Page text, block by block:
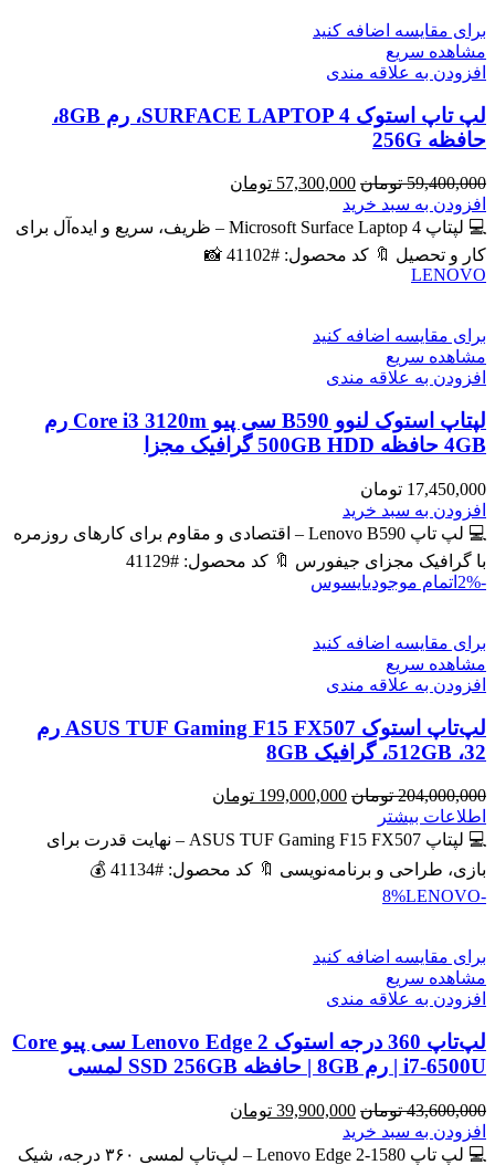
برای مقایسه اضافه کنید
مشاهده سریع
افزودن به علاقه مندی
لپ تاپ استوک SURFACE LAPTOP 4، رم 8GB،
حافظه 256G
59,400,000 تومان قیمت
اصلی
59,400,000 تومان
57,300,000 تومان
57,300,000 تومان
است.
افزودن به سبد خرید
💻 لپتاپ Microsoft Surface Laptop 4 – ظریف، سریع و ایده‌آل برای
کار و تحصیل 🔖 کد محصول: #41102 📸
LENOVO
برای مقایسه اضافه کنید
مشاهده سریع
افزودن به علاقه مندی
لپتاپ استوک لنوو B590 سی پیو Core i3 3120m رم
4GB حافظه 500GB HDD گرافیک مجزا
17,450,000 تومان
افزودن به سبد خرید
💻 لپ تاپ Lenovo B590 – اقتصادی و مقاوم برای کارهای روزمره
با گرافیک مجزای جیفورس 🔖 کد محصول: #41129
-2%
اتمام موجودیایسوس
برای مقایسه اضافه کنید
مشاهده سریع
افزودن به علاقه مندی
لپ‌تاپ استوک ASUS TUF Gaming F15 FX507 رم
32، 512GB، گرافیک 8GB
204,000,000 تومان قیمت
204,000,000 تومان
199,000,000 تومان
199,000,000 تومان
است.
اطلاعات بیشتر
💻 لپتاپ ASUS TUF Gaming F15 FX507 – نهایت قدرت برای
بازی، طراحی و برنامه‌نویسی 🔖 کد محصول: #41134 💰
-8%
LENOVO
برای مقایسه اضافه کنید
مشاهده سریع
افزودن به علاقه مندی
لپ‌تاپ 360 درجه استوک Lenovo Edge 2 سی پیو Core
i7-6500U | رم 8GB | حافظه SSD 256GB لمسی
43,600,000 تومان قیمت
اصلی
43,600,000 تومان
39,900,000 تومان
39,900,000 تومان
افزودن به سبد خرید
💻 لپ تاپ Lenovo Edge 2-1580 – لپ‌تاپ لمسی ۳۶۰ درجه، شیک